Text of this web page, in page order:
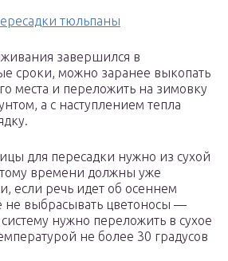
тюльпаны
завершился в
сроки, можно заранее выкопать
места и переложить на зимовку
а с наступлением тепла
для пересадки нужно из сухой
времени должны уже
если речь идет об осеннем
не выбрасывать цветоносы —
нужно переложить в сухое
не более 30 градусов